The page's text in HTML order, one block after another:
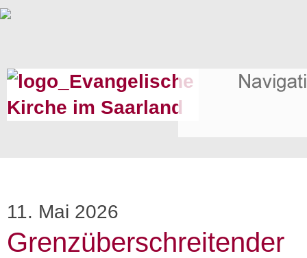
11. Mai 2026
Grenzüberschreitender